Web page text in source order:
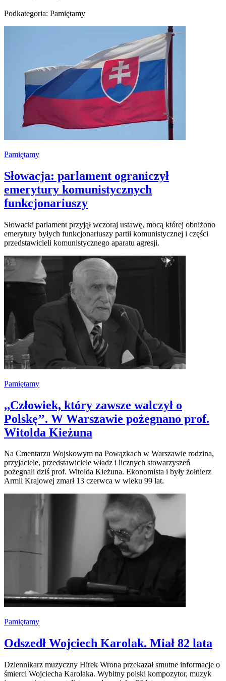
Podkategoria: Pamiętamy
Pamiętamy
Słowacja: parlament ograniczył
emerytury komunistycznych
funkcjonariuszy
Słowacki parlament przyjął wczoraj ustawę, mocą której obniżono
emerytury byłych funkcjonariuszy partii komunistycznej i części
przedstawicieli komunistycznego aparatu agresji.
Pamiętamy
,,Człowiek, który zawsze walczył o
Polskę’’. W Warszawie pożegnano prof.
Witolda Kieżuna
Na Cmentarzu Wojskowym na Powązkach w Warszawie rodzina,
przyjaciele, przedstawiciele władz i licznych stowarzyszeń
pożegnali dziś prof. Witolda Kieżuna. Ekonomista i były żołnierz
Armii Krajowej zmarł 13 czerwca w wieku 99 lat.
Pamiętamy
Odszedł Wojciech Karolak. Miał 82 lata
Dziennikarz muzyczny Hirek Wrona przekazał smutne informacje o
śmierci Wojciecha Karolaka. Wybitny polski kompozytor, muzyk